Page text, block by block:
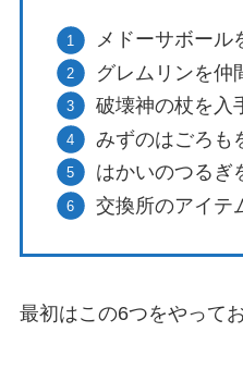
メドーサボール
グレムリンを仲
破壊神の杖を入
みずのはごろも
はかいのつるぎ
交換所のアイテ
最初はこの6つをやって